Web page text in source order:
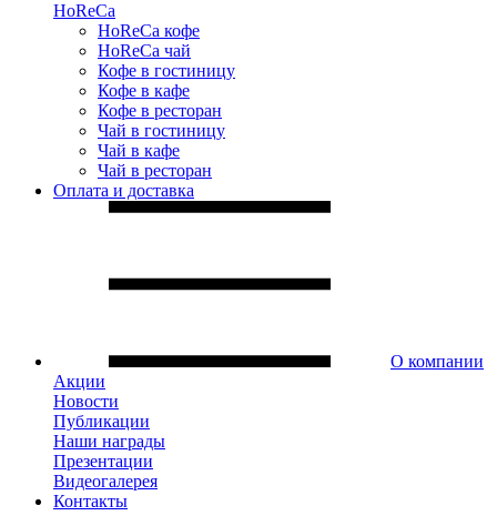
HoReCa
HoReCa кофе
HoReCa чай
Кофе в гостиницу
Кофе в кафе
Кофе в ресторан
Чай в гостиницу
Чай в кафе
Чай в ресторан
Оплата и доставка
О компании
Акции
Новости
Публикации
Наши награды
Презентации
Видеогалерея
Контакты